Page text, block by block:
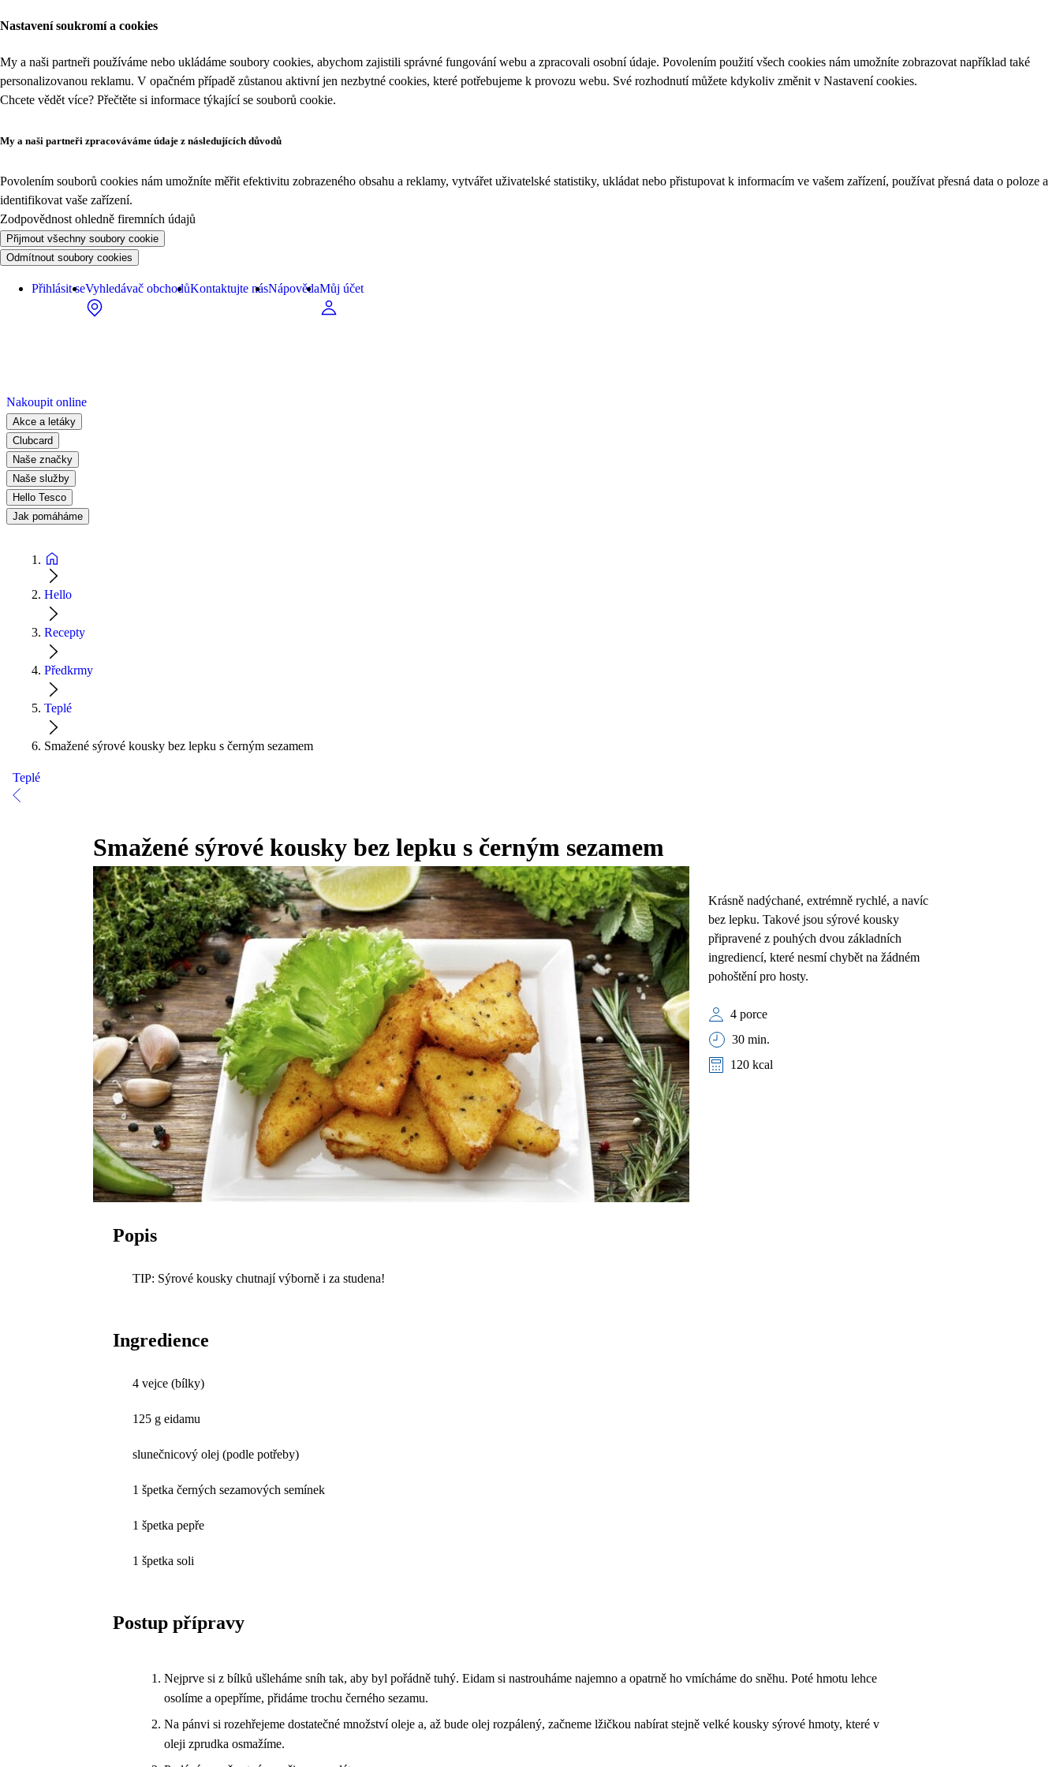
Nastavení soukromí a cookies
My a naši partneři používáme nebo ukládáme soubory cookies, abychom zajistili správné fungování webu a zpracovali osobní údaje. Povolením použití všech cookies nám umožníte zobrazovat například také
personalizovanou reklamu. V opačném případě zůstanou aktivní jen nezbytné cookies, které potřebujeme k provozu webu. Své rozhodnutí můžete kdykoliv změnit v Nastavení cookies.
Chcete vědět více? Přečtěte si informace týkající se souborů cookie.
My a naši partneři zpracováváme údaje z následujících důvodů
Povolením souborů cookies nám umožníte měřit efektivitu zobrazeného obsahu a reklamy, vytvářet uživatelské statistiky, ukládat nebo přistupovat k informacím ve vašem zařízení, používat přesná data o poloze a
identifikovat vaše zařízení.
Zodpovědnost ohledně firemních údajů
Přijmout všechny soubory cookie
Odmítnout soubory cookies
Přihlásit seVyhledávač obchodůKontaktujte násNápovědaMůj účet
Nakoupit online
Akce a letáky
Clubcard
Naše značky
Naše služby
Hello Tesco
Jak pomáháme
Hello
Recepty
Předkrmy
Teplé
Smažené sýrové kousky bez lepku s černým sezamem
Teplé
Smažené sýrové kousky bez lepku s černým sezamem
Krásně nadýchané, extrémně rychlé, a navíc
bez lepku. Takové jsou sýrové kousky
připravené z pouhých dvou základních
ingrediencí, které nesmí chybět na žádném
pohoštění pro hosty.
4 porce
30 min.
120 kcal
Popis
TIP: Sýrové kousky chutnají výborně i za studena!
Ingredience
4 vejce (bílky)
125 g eidamu
slunečnicový olej (podle potřeby)
1 špetka černých sezamových semínek
1 špetka pepře
1 špetka soli
Postup přípravy
Nejprve si z bílků ušleháme sníh tak, aby byl pořádně tuhý. Eidam si nastrouháme najemno a opatrně ho vmícháme do sněhu. Poté hmotu lehce
osolíme a opepříme, přidáme trochu černého sezamu.
Na pánvi si rozehřejeme dostatečné množství oleje a, až bude olej rozpálený, začneme lžičkou nabírat stejně velké kousky sýrové hmoty, které v
oleji zprudka osmažíme.